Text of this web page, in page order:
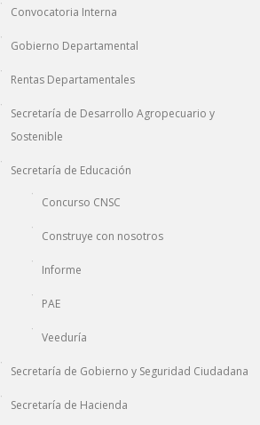
Convocatoria Interna
Gobierno Departamental
Rentas Departamentales
Secretaría de Desarrollo Agropecuario y
Sostenible
Secretaría de Educación
Concurso CNSC
Construye con nosotros
Informe
PAE
Veeduría
Secretaría de Gobierno y Seguridad Ciudadana
Secretaría de Hacienda